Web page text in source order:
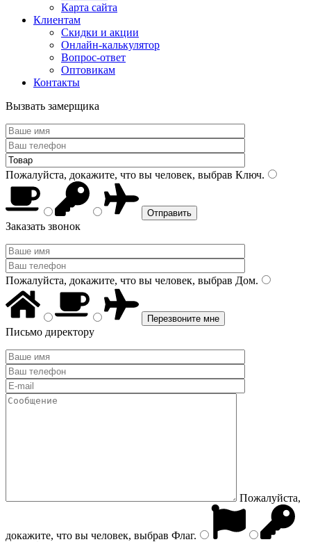
Карта сайта
Клиентам
Скидки и акции
Онлайн-калькулятор
Вопрос-ответ
Оптовикам
Контакты
Вызвать замерщика
Пожалуйста, докажите, что вы человек, выбрав Ключ.
Заказать звонок
Пожалуйста, докажите, что вы человек, выбрав Дом.
Письмо директору
Пожалуйста,
докажите, что вы человек, выбрав Флаг.